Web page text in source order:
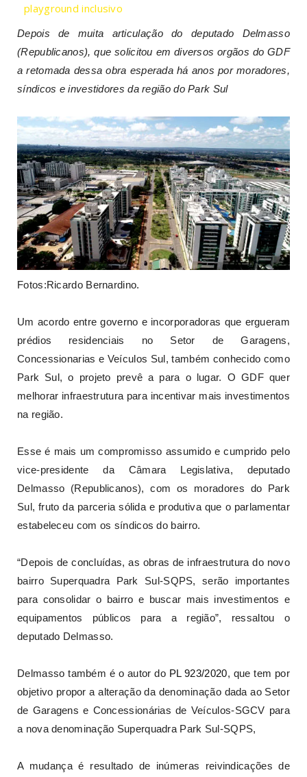
playground inclusivo
Depois de muita articulação do deputado Delmasso
(Republicanos), que solicitou em diversos orgãos do GDF
a retomada dessa obra esperada há anos por moradores,
síndicos e investidores da região do Park Sul
Fotos:Ricardo Bernardino.
Um acordo entre governo e incorporadoras que ergueram
prédios residenciais no Setor de Garagens,
Concessionarias e Veículos Sul, também conhecido como
Park Sul, o projeto prevê a para o lugar. O GDF quer
melhorar infraestrutura para incentivar mais investimentos
na região.
Esse é mais um compromisso assumido e cumprido pelo
vice-presidente da Câmara Legislativa, deputado
Delmasso (Republicanos), com os moradores do Park
Sul, fruto da parceria sólida e produtiva que o parlamentar
estabeleceu com os síndicos do bairro.
“Depois de concluídas, as obras de infraestrutura do novo
bairro Superquadra Park Sul-SQPS, serão importantes
para consolidar o bairro e buscar mais investimentos e
equipamentos públicos para a região”, ressaltou o
deputado Delmasso.
Delmasso também é o autor do PL 923/2020, que tem por
objetivo propor a alteração da denominação dada ao Setor
de Garagens e Concessionárias de Veículos-SGCV para
a nova denominação Superquadra Park Sul-SQPS,
A mudança é resultado de inúmeras reivindicações de